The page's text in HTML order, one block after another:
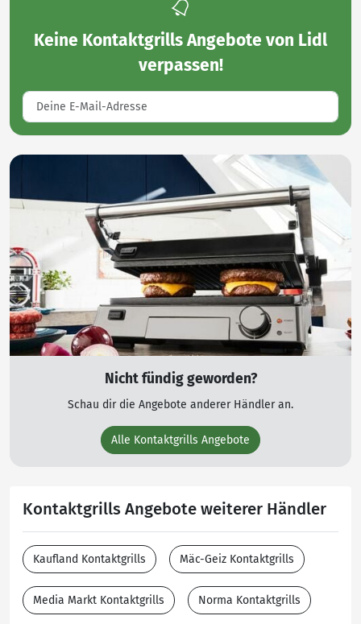
Keine Kontaktgrills Angebote von Lidl
verpassen!
Nicht fündig geworden?
Schau dir die Angebote anderer Händler an.
Alle Kontaktgrills Angebote
Kontaktgrills Angebote weiterer Händler
Kaufland Kontaktgrills Mäc-Geiz Kontaktgrills
Media Markt Kontaktgrills Norma Kontaktgrills